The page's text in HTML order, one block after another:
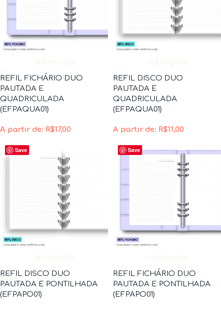
REFIL FICHÁRIO DUO
PAUTADA E
QUADRICULADA
(EFPAQUA01)
A partir de: R$17,00
REFIL DISCO DUO
PAUTADA E
QUADRICULADA
(EFPAQUA01)
A partir de: R$11,00
Save
REFIL DISCO DUO
PAUTADA E PONTILHADA
(EFPAPO01)
Save
REFIL FICHÁRIO DUO
PAUTADA E PONTILHADA
(EFPAPO01)